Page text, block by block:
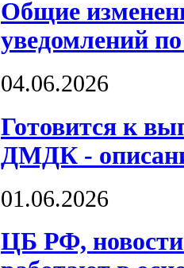
Общие
уведомлений
04.06.2026
Готовится к
ДМДК -
01.06.2026
ЦБ РФ, новости